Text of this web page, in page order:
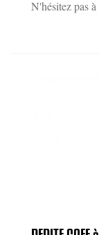
N'hésitez pas